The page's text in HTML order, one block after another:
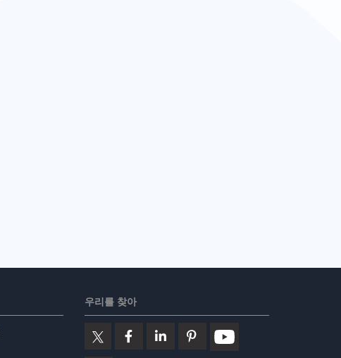
우리를 찾아